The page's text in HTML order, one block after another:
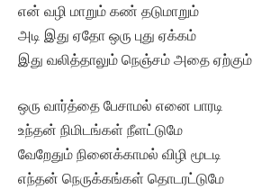
என் வழி மாறும் கண் தடுமாறும்
அடி இது ஏதோ ஒரு புது ஏக்கம்
இது வலித்தாலும் நெஞ்சம் அதை ஏற்கும்
ஒரு வார்த்தை பேசாமல் எனை பாரடி
உந்தன் நிமிடங்கள் நீளட்டுமே
வேறேதும் நினைக்காமல் விழி மூடடி
எந்தன் நெருக்கங்கள் தொடரட்டுமே